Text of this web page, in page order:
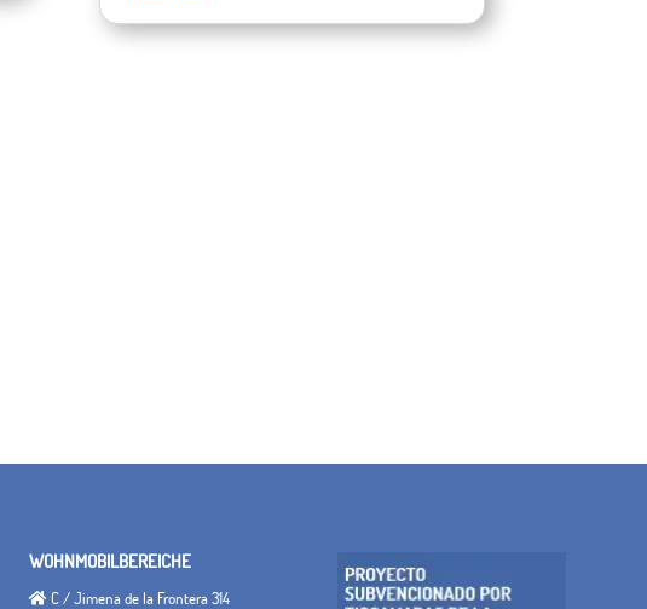
WOHNMOBILBEREICHE
C / Jimena de la Frontera 314